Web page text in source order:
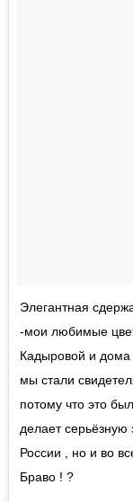
Элегантная
-мои любимые
Кадыровой и дома
мы стали
потому что это
делает серьёзную
России , но и во
Браво ! ?